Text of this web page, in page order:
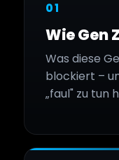
01
Wie Gen
Was diese
blockiert –
„faul" zu tun